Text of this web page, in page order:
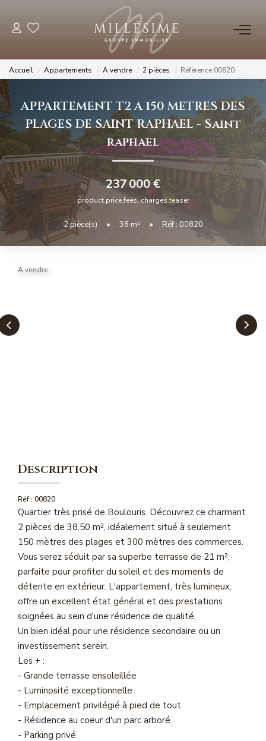
NOS OFFRES
Nos Biens Vendus
NOS AGENCES
Nos Agences
Nos Équipes
Magasine Vendu Boulouris
Magasine Vendu St-Raphaël/Fréjus
CONTACT
Accueil Appartements A vendre 2 pièces Référence 00820
APPARTEMENT T2 A 150 METRES DES
PLAGES DE SAINT RAPHAEL-Saint
raphael
237 000 €
product.price.fees_charges.teaser
2pièce(s) • 38 m² • Réf : 00820
A vendre
Description
Réf : 00820
Quartier très prisé de Boulouris. Découvrez ce charmant
2 pièces de 38,50 m², idéalement situé à seulement
150 mètres des plages et 300 mètres des commerces.
Vous serez séduit par sa superbe terrasse de 21 m²,
parfaite pour profiter du soleil et des moments de
détente en extérieur. L'appartement, très lumineux,
offre un excellent état général et des prestations
soignées au sein d'une résidence de qualité.
Un bien idéal pour une résidence secondaire ou un
investissement serein.
Les + :
- Grande terrasse ensoleillée
- Luminosité exceptionnelle
- Emplacement privilégié à pied de tout
- Résidence au coeur d'un parc arboré
- Parking privé